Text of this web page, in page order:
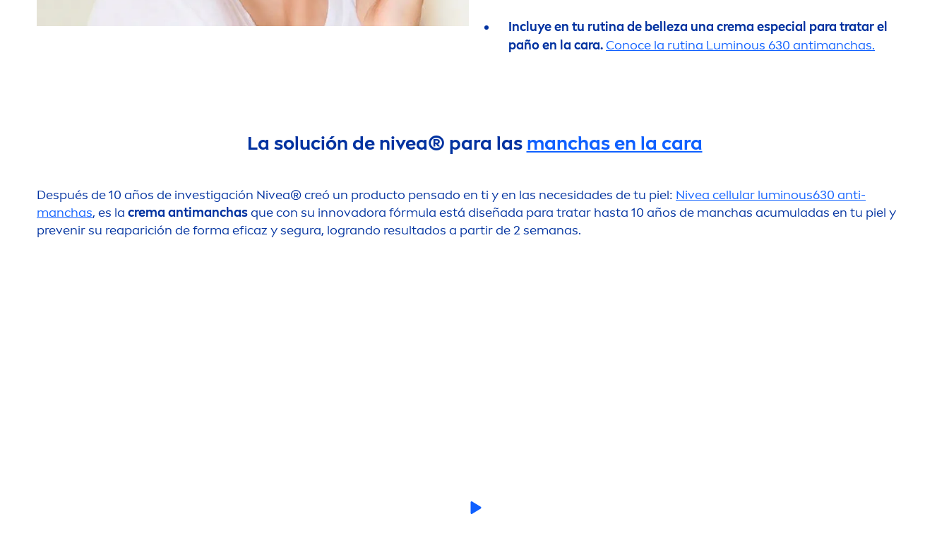
Incluye en tu rutina de belleza una crema especial para tratar el
paño en la cara. Conoce la rutina Luminous 630 antimanchas.
La solución de nivea® para las manchas en la cara
Después de 10 años de investigación Nivea® creó un producto pensado en ti y en las necesidades de tu piel: Nivea cellular luminous630 anti-
manchas, es la crema antimanchasque con su innovadora fórmula está diseñada para tratar hasta 10 años de manchas acumuladas en tu piel y
prevenir su reaparición de forma eficaz y segura, logrando resultados a partir de 2 semanas.